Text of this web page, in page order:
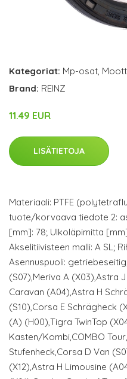
Kategoriat: Mp-osat,
Brand: REINZ
11.49 EUR
LISÄTIETOJA
Materiaali: PTFE
tuote/korvaava tiedote 2:
[mm]: 78; Ulkoläpimitta
Akselitiivisteen malli: A SL;
Asennuspuoli:
(S07),Meriva A (X03),Astra
Caravan (A04),Astra H
(S10),Corsa E Schrägheck
(A) (H00),Tigra TwinTop
Kasten/Kombi,COMBO
Stufenheck,Corsa D Van
(X12),Astra H Limousine